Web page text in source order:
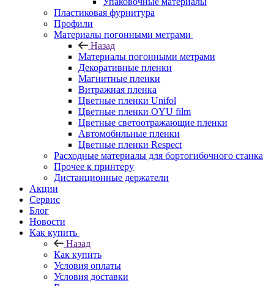
Пластиковая фурнитура
Профили
Материалы погонными метрами
Назад
Материалы погонными метрами
Декоративные пленки
Магнитные пленки
Витражная пленка
Цветные пленки Unifol
Цветные пленки OYU film
Цветные светоотражающие пленки
Автомобильные пленки
Цветные пленки Respect
Расходные материалы для бортогибочного станка
Прочее к принтеру
Дистанционные держатели
Акции
Сервис
Блог
Новости
Как купить
Назад
Как купить
Условия оплаты
Условия доставки